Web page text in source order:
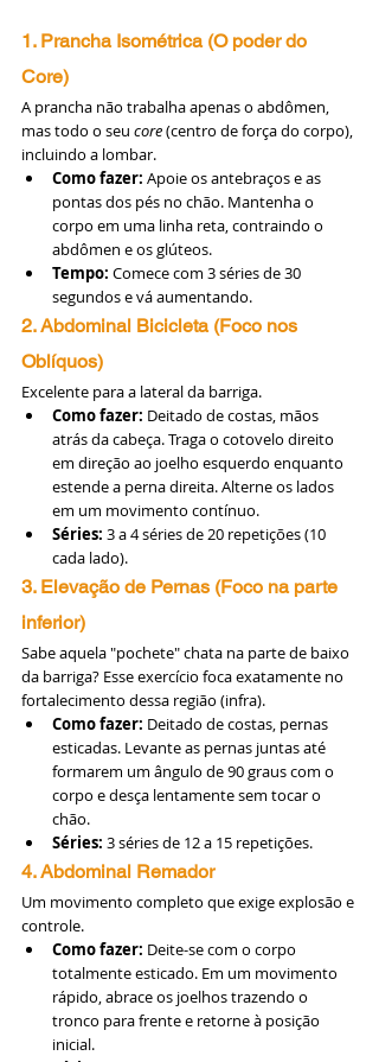
1. Prancha Isométrica (O poder do
Core)
A prancha não trabalha apenas o abdômen,
mas todo o seu core (centro de força do corpo),
incluindo a lombar.
Como fazer: Apoie os antebraços e as
pontas dos pés no chão. Mantenha o
corpo em uma linha reta, contraindo o
abdômen e os glúteos.
Tempo: Comece com 3 séries de 30
segundos e vá aumentando.
2. Abdominal Bicicleta (Foco nos
Oblíquos)
Excelente para a lateral da barriga.
Como fazer: Deitado de costas, mãos
atrás da cabeça. Traga o cotovelo direito
em direção ao joelho esquerdo enquanto
estende a perna direita. Alterne os lados
em um movimento contínuo.
Séries: 3 a 4 séries de 20 repetições (10
cada lado).
3. Elevação de Pernas (Foco na parte
inferior)
Sabe aquela "pochete" chata na parte de baixo
da barriga? Esse exercício foca exatamente no
fortalecimento dessa região (infra).
Como fazer: Deitado de costas, pernas
esticadas. Levante as pernas juntas até
formarem um ângulo de 90 graus com o
corpo e desça lentamente sem tocar o
chão.
Séries: 3 séries de 12 a 15 repetições.
4. Abdominal Remador
Um movimento completo que exige explosão e
controle.
Como fazer: Deite-se com o corpo
totalmente esticado. Em um movimento
rápido, abrace os joelhos trazendo o
tronco para frente e retorne à posição
inicial.